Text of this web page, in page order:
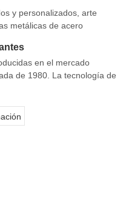
y personalizados, arte
metálicas de acero
en el mercado
de 1980. La tecnología de